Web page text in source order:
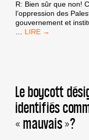
R: Bien sûr que non!
l’oppression des
gouvernement et
LE
PRODUITS
CASHER?
Le boycott
identifiés
« mauvais »?